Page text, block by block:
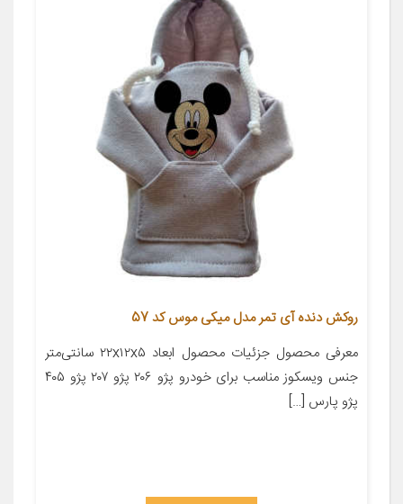
روکش دنده آی تمر مدل میکی موس کد 57
معرفی محصول جزئیات محصول ابعاد ۲۲x۱۲x۵ سانتی‌متر
جنس ویسکوز مناسب برای خودرو پژو ۲۰۶ پژو ۲۰۷ پژو ۴۰۵
پژو پارس […]